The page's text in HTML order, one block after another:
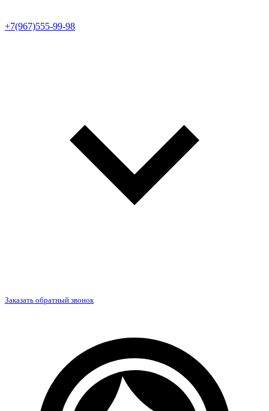
+7(967)555-99-98
Заказать обратный звонок